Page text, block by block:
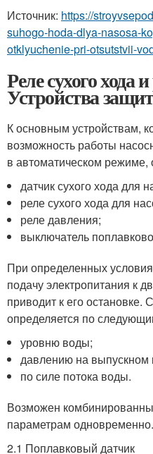
Источник: https://
suhogo-hoda-dlya-nasosa-
otklyuchenie-pri-otsutstvii-
Реле сухого хода
Устройства
К основным устройствам,
возможность работы
в автоматическом режиме,
датчик сухого хода для
реле сухого хода для
реле давления;
выключатель
При определенных
подачу электропитания к
приводит к его
определяется по
уровню воды;
давлению на выпускном
по силе потока воды.
Возможен
параметрам одновременно.
2.1 Поплавковый датчик